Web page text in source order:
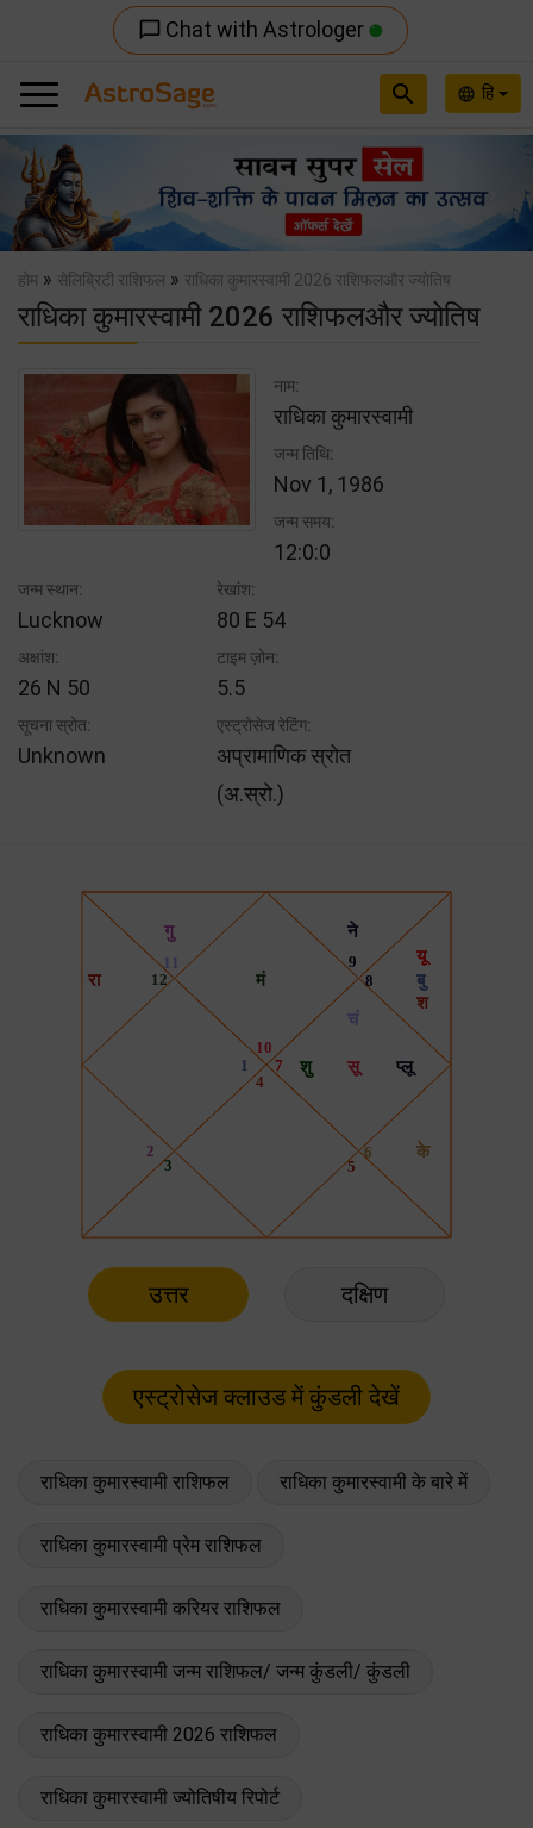
chat_bubble_outline Chat with Astrologer
language हि
search
Previous
होम » सेलिब्रिटी राशिफल » राधिका कुमारस्वामी 2026 राशिफलऔर ज्योतिष
राधिका कुमारस्वामी 2026 राशिफलऔर ज्योतिष
नाम:
राधिका कुमारस्वामी
जन्म तिथि:
Nov 1, 1986
जन्म समय:
12:0:0
जन्म स्थान:
Lucknow
रेखांश:
80 E 54
अक्षांश:
26 N 50
टाइम ज़ोन:
5.5
सूचना स्रोत:
Unknown
एस्ट्रोसेज रेटिंग:
अप्रामाणिक स्रोत
(अ.स्रो.)
उत्तर दक्षिण
राधिका कुमारस्वामी राशिफल राधिका कुमारस्वामी के बारे में
राधिका कुमारस्वामी प्रेम राशिफल
राधिका कुमारस्वामी करियर राशिफल
राधिका कुमारस्वामी जन्म राशिफल/ जन्म कुंडली/ कुंडली
राधिका कुमारस्वामी 2026 राशिफल
राधिका कुमारस्वामी ज्योतिषीय रिपोर्ट